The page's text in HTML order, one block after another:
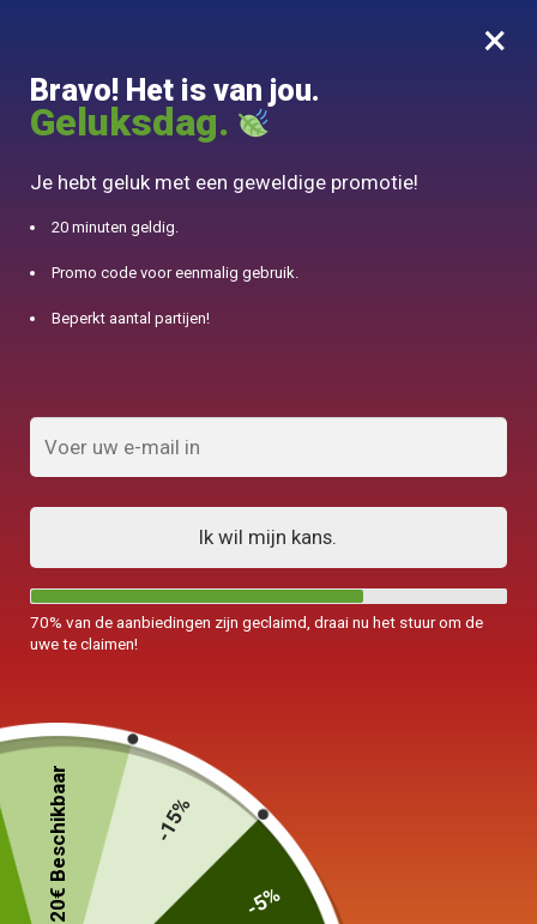
0
10% aangeboden voor 50€ aankopen met DJINN-code10
Ontwerp
FILTERS TONEN
Elektrische ketel
Kunststofvrij 1,7L
189,00
In winkelwagen
×
Bravo! Het is van jou.
Geluksdag.
Je hebt geluk met een geweldige promotie!
20 minuten geldig.
Promo code voor eenmalig gebruik.
Beperkt aantal partijen!
Ik wil mijn kans.
70% van de aanbiedingen zijn geclaimd, draai nu het stuur om de
uwe te claimen!
20€ Beschikbaar -15%
-5%